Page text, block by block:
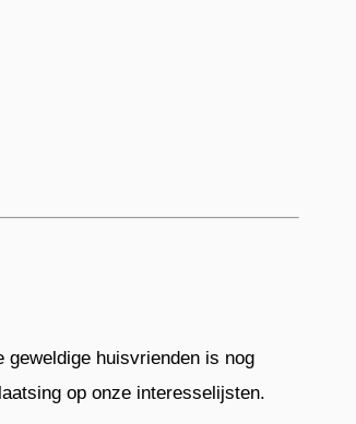
huisvrienden is nog
op onze interesselijsten.